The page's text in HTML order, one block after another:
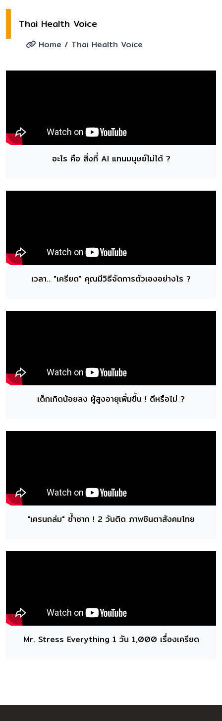
Thai Health Voice
Home / Thai Health Voice
อะไร คือ สิ่งที่ AI แทนมนุษย์ไม่ได้ ?
เวลา.. "เครียด" คุณมีวิธีจัดการตัวเองอย่างไร ?
เด็กเกิดน้อยลง ผู้สูงอายุเพิ่มขึ้น ! ดีหรือไม่ ?
"เครนถล่ม" ซ้ำซาก ! 2 วันติด ภาพชินตาสังคมไทย
Mr. Stress Everything 1 วัน 1,000 เรื่องเครียด